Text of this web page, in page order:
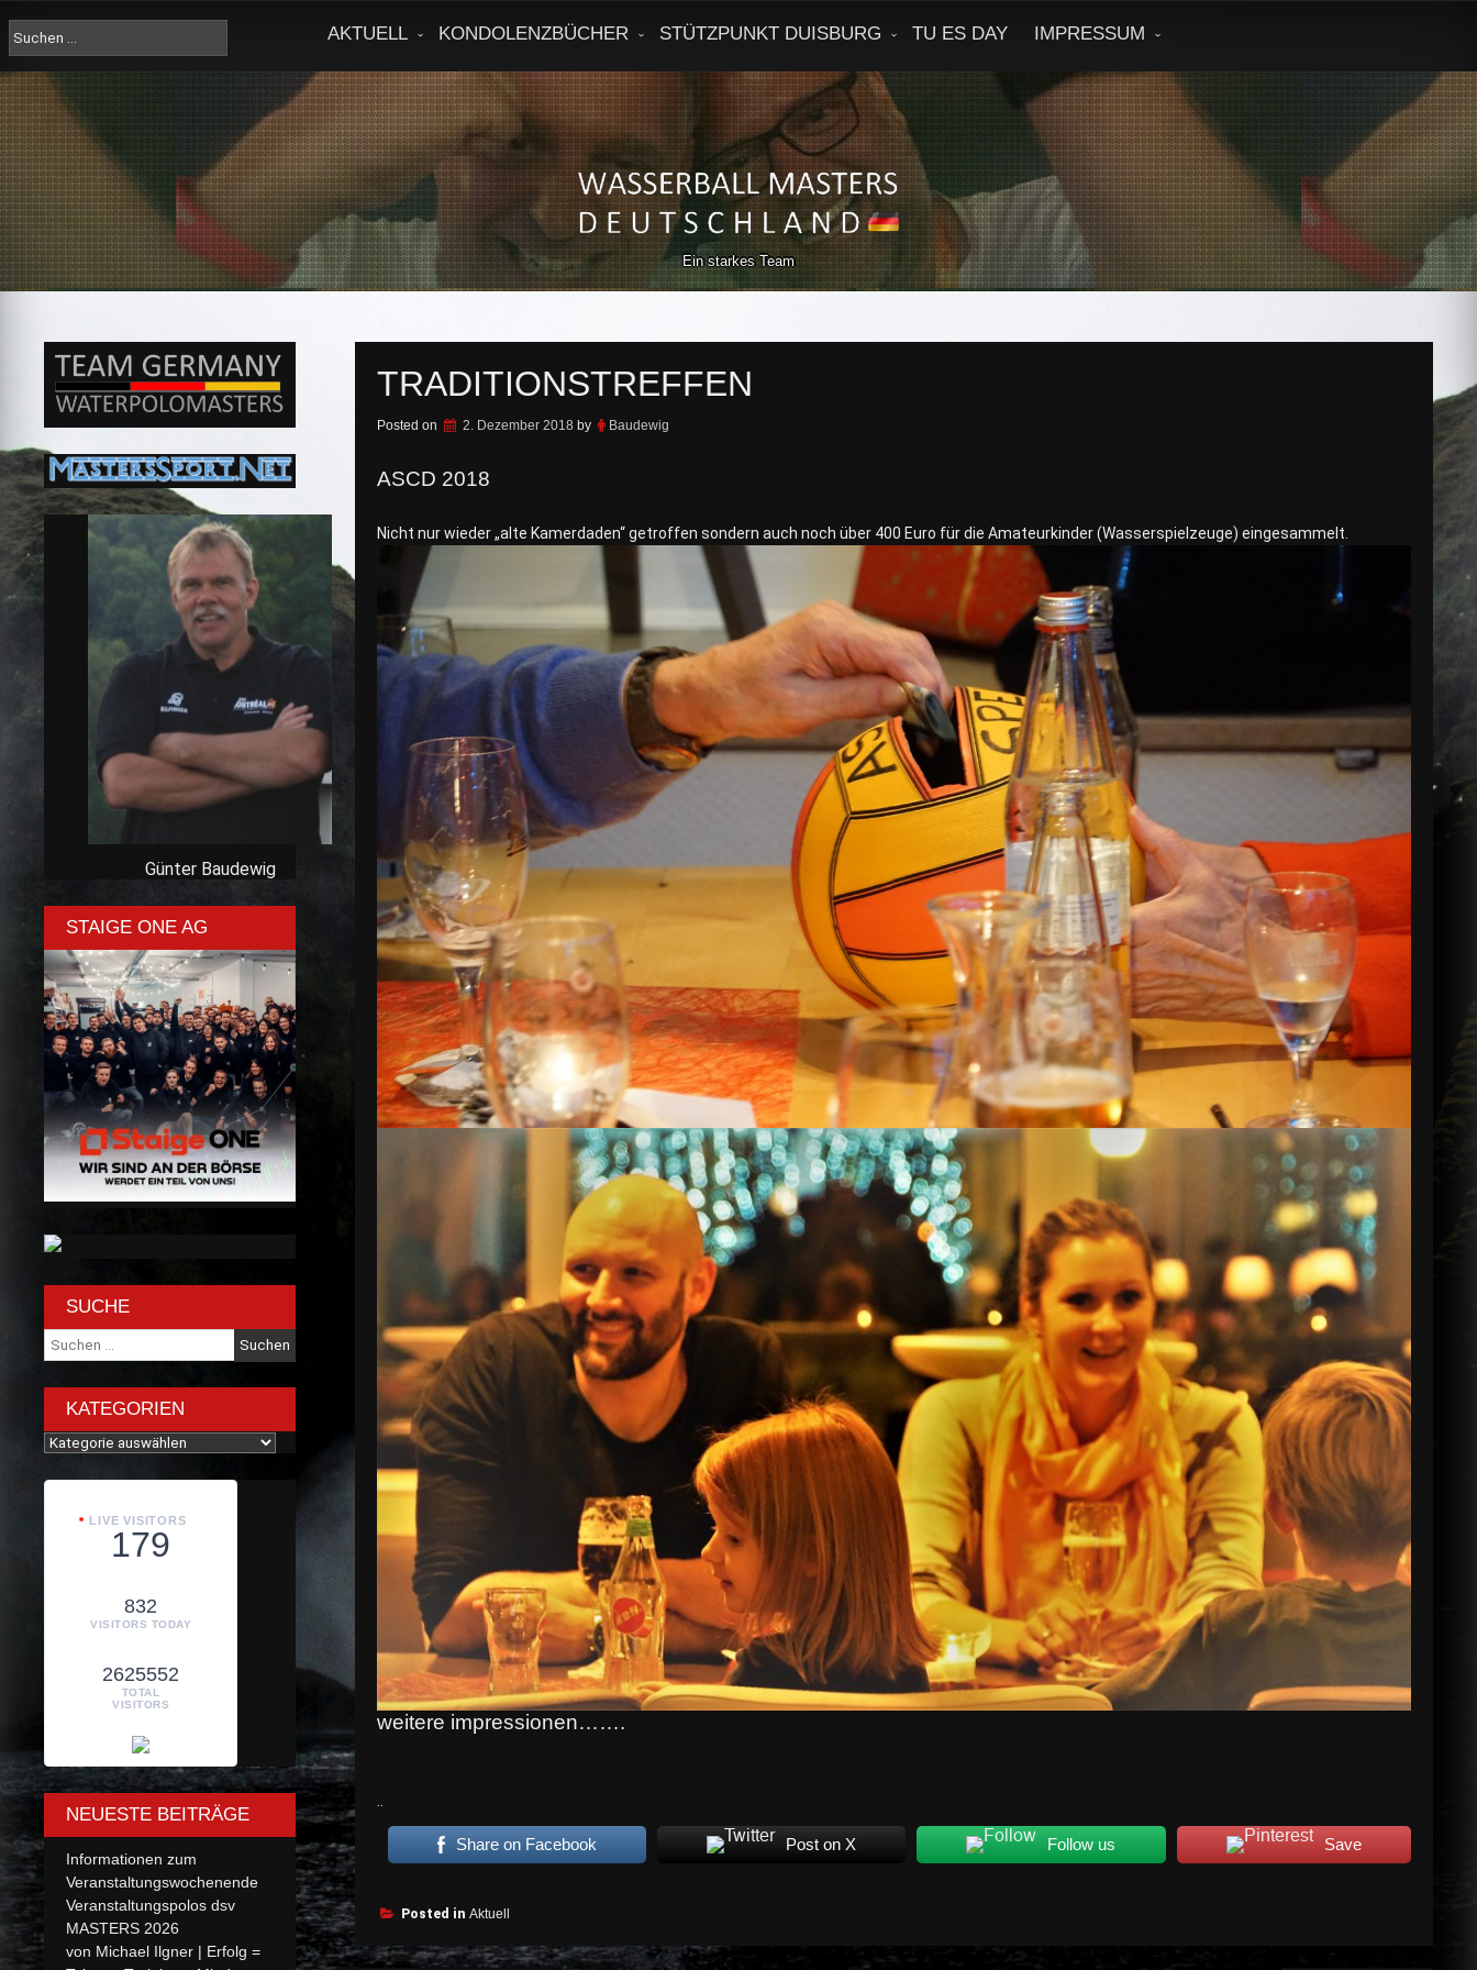
content
Suche
nach:
AKTUELL KONDOLENZBÜCHER STÜTZPUNKT DUISBURG TU ES DAY IMPRESSUM
Ein starkes Team
TRADITIONSTREFFEN
Posted on 2. Dezember 2018 by Baudewig
ASCD 2018
Nicht nur wieder „alte Kamerdaden“ getroffen sondern auch noch über 400 Euro für die Amateurkinder (Wasserspielzeuge) eingesammelt.
weitere impressionen…….
Share on Facebook Post on X Follow us Save
Posted in Aktuell
Günter Baudewig
STAIGE ONE AG
SUCHE
Suche
nach:
KATEGORIEN
Kategorien
LIVE VISITORS
179
832
VISITORS TODAY
2625552
TOTAL
VISITORS
NEUESTE BEITRÄGE
Informationen zum
Veranstaltungswochenende
Veranstaltungspolos dsv
MASTERS 2026
von Michael Ilgner | Erfolg =